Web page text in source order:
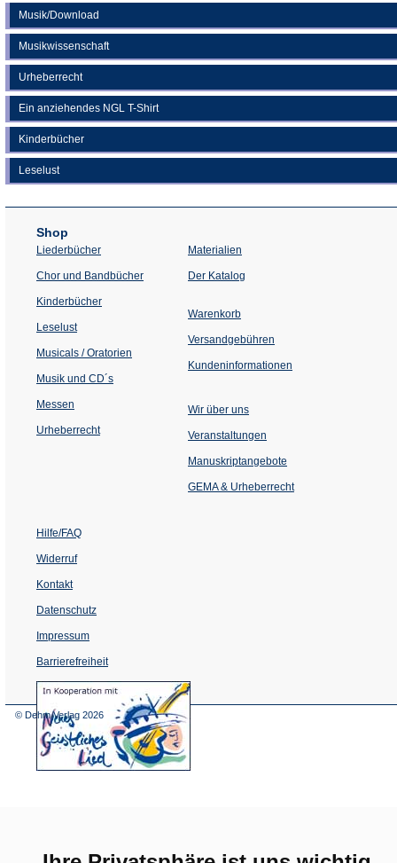
Musik/Download
Musikwissenschaft
Urheberrecht
Ein anziehendes NGL T-Shirt
Kinderbücher
Leselust
Shop
Liederbücher
Chor und Bandbücher
Kinderbücher
Leselust
Musicals / Oratorien
Musik und CD´s
Messen
Urheberrecht
Materialien
Der Katalog
Warenkorb
Versandgebühren
Kundeninformationen
Wir über uns
Veranstaltungen
einem
Tab)
Manuskriptangebote
GEMA & Urheberrecht
Hilfe/FAQ
Widerruf
Kontakt
Datenschutz
Impressum
Barrierefreiheit
(Öffnet
in
© Dehm Verlag 2026